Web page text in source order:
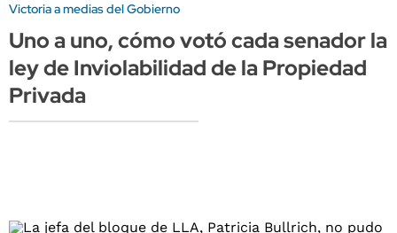
Victoria a medias del Gobierno
Uno a uno, cómo votó cada senador la
ley de Inviolabilidad de la Propiedad
Privada